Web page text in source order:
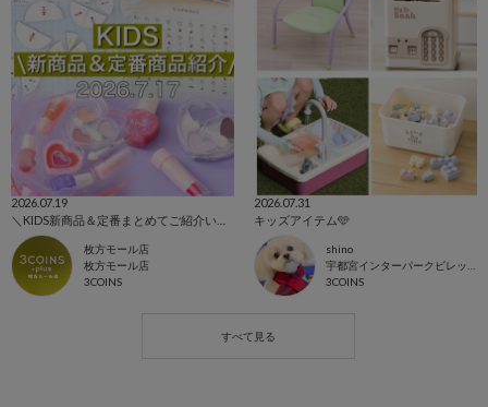
2026.07.19
枚方モール店
枚方モール店
3COINS
2026.07.31
キッズアイテム🩵
shino
3COINS